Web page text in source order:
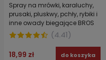
Spray na mrówki, karaluchy,
prusaki, pluskwy, pchły, rybiki i
inne owady biegające BROS
300 ml
(4.41)
18,99 zł do koszyka